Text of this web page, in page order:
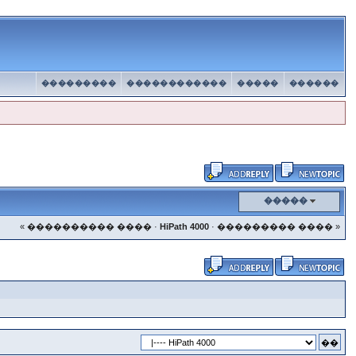
������
�����
������������
���������
�����
« ���������� ����· HiPath 4000· ��������� ���� »